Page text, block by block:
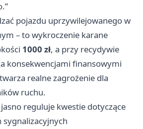
pojazdu uprzywilejowanego w
– to wykroczenie karane
1000 zł, a przy recydywie
konsekwencjami finansowymi
realne zagrożenie dla
ruchu.
reguluje kwestie dotyczące
sygnalizacyjnych